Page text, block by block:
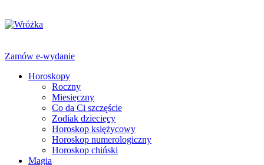
Zamów e-wydanie
Horoskopy
Roczny
Miesięczny
Co da Ci szczęście
Zodiak dziecięcy
Horoskop księżycowy
Horoskop numerologiczny
Horoskop chiński
Magia